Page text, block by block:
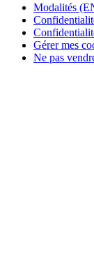
Modalités
Gérer mes
Ne pas